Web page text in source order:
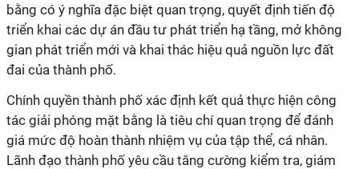
bằng có ý nghĩa đặc biệt quan trọng, quyết định tiến độ
triển khai các dự án đầu tư phát triển hạ tầng, mở không
gian phát triển mới và khai thác hiệu quả nguồn lực đất
đai của thành phố.
Chính quyền thành phố xác định kết quả thực hiện công
tác giải phóng mặt bằng là tiêu chí quan trọng để đánh
giá mức độ hoàn thành nhiệm vụ của tập thể, cá nhân.
Lãnh đạo thành phố yêu cầu tăng cường kiểm tra, giám